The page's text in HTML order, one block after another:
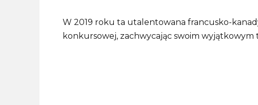
W 2019 roku ta utalentowana francusko-
konkursowej, zachwycając swoim